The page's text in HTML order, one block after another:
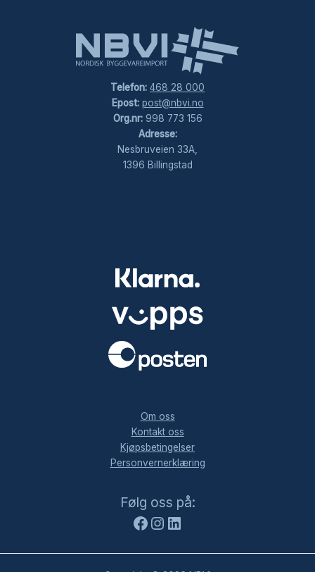
Telefon: 468 28 000
Epost: post@nbvi.no
Org.nr:998 773 156
Adresse:
Nesbruveien 33A,
1396 Billingstad
Om oss
Kontakt oss
Kjøpsbetingelser
Personvernerklæring
Følg oss på:
Facebook
Instagram
LinkedIn